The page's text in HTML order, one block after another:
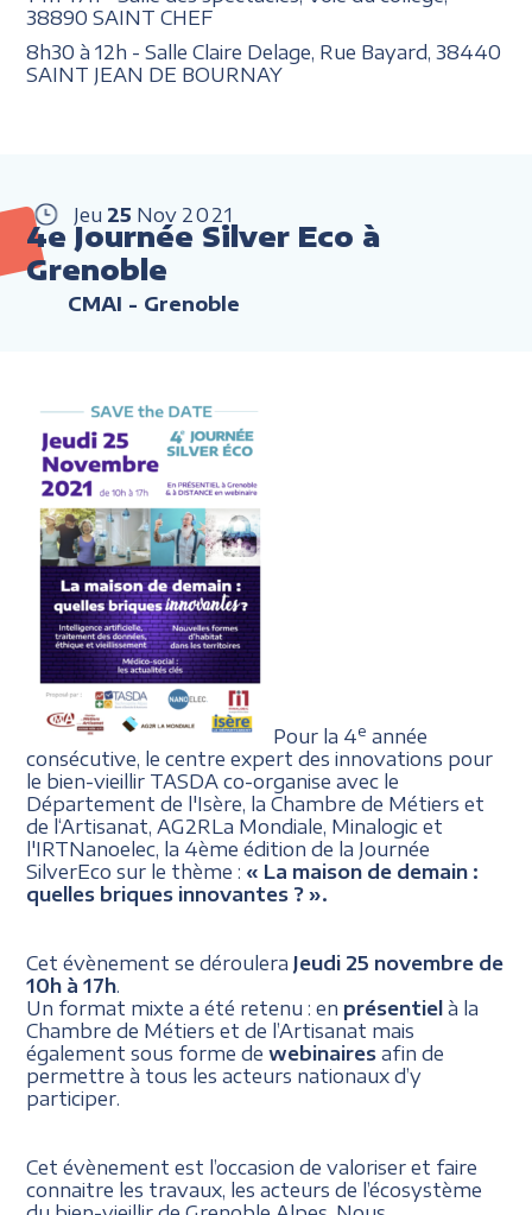
38890 SAINT CHEF
8h30 à 12h - Salle Claire Delage, Rue Bayard, 38440
SAINT JEAN DE BOURNAY
Jeu 25 Nov 2021
4e Journée Silver Eco à
Grenoble
CMAI - Grenoble
Pour la 4e année
consécutive, le centre expert des innovations pour
le bien-vieillir TASDA co-organise avec le
Département de l'Isère, la Chambre de Métiers et
de l‘Artisanat, AG2RLa Mondiale, Minalogic et
l'IRTNanoelec, la 4ème édition de la Journée
SilverEco sur le thème : « La maison de demain :
quelles briques innovantes ? ».
Cet évènement se déroulera Jeudi 25 novembre de
10h à 17h
Un format mixte a été retenu : en présentiel à la
Chambre de Métiers et de l’Artisanat mais
également sous forme dewebinaires afin de
permettre à tous les acteurs nationaux d’y
participer.
Cet évènement est l’occasion de valoriser et faire
connaitre les travaux, les acteurs de l’écosystème